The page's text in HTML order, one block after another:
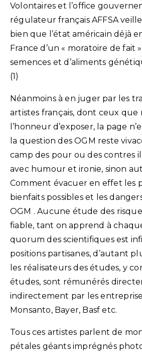
Volontaires et l’office
régulateur français AFFSA
bien que l’état américain déjà
France d’un « moratoire de fait
semences et d’aliments
(1)
Néanmoins à en juger par les
artistes français, dont ceux que
l’honneur d’exposer, la page
la question des OGM reste
camp des pour ou des contres
avec humour et ironie, sinon
Comment évacuer en effet les
bienfaits possibles et les
OGM . Aucune étude des
fiable, tant on apprend à
quorum des scientifiques est
positions partisanes, d’autant
les réalisateurs des études, y
études, sont rémunérés
indirectement par les
Monsanto, Bayer, Basf etc.
Tous ces artistes parlent de
pétales géants imprégnés